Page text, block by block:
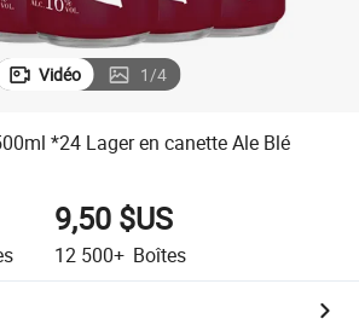
Vidéo 1/4
*24 Lager en canette Ale Blé
9,50 $US
12 500+ Boîtes